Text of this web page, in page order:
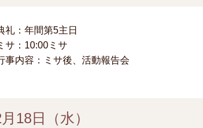
礼：年間第5主日
サ：10:00ミサ
事内容：ミサ後、活動報告会
18日（水）